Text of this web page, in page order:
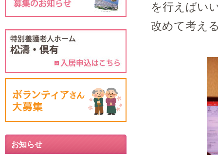
を行えばい
改めて考え
お知らせ